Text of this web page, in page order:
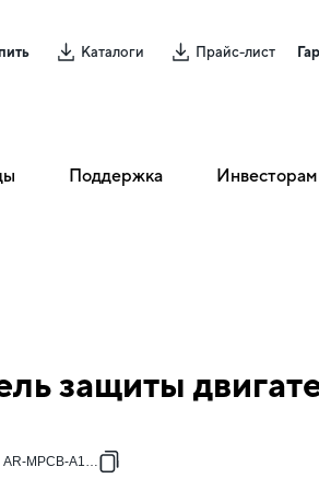
Каталоги Прайс-лист
Поддержка Инвесторам
защиты
AR-MPCB-A1B16